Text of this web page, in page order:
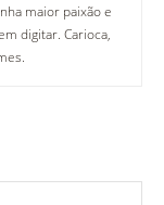
maior paixão e
digitar. Carioca,